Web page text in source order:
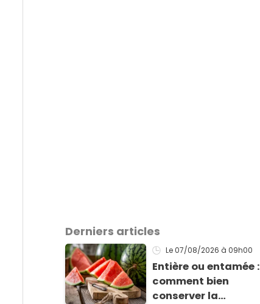
Derniers articles
Le 07/08/2026 à 09h00
Entière ou entamée :
comment bien
conserver la